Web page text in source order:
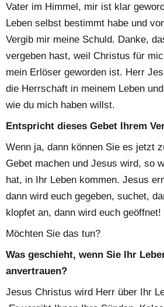
Vater im Himmel, mir ist klar
Leben selbst bestimmt habe und
Vergib mir meine Schuld. Danke,
vergeben hast, weil Christus für
mein Erlöser geworden ist. Herr
die Herrschaft in meinem Leben
wie du mich haben willst.
Entspricht dieses Gebet Ihrem
Wenn ja, dann können Sie es jetzt
Gebet machen und Jesus wird, so
hat, in Ihr Leben kommen. Jesus
dann wird euch gegeben, suchet,
klopfet an, dann wird euch
Möchten Sie das tun?
Was geschieht, wenn Sie Ihr
anvertrauen?
Jesus Christus wird Herr über Ihr